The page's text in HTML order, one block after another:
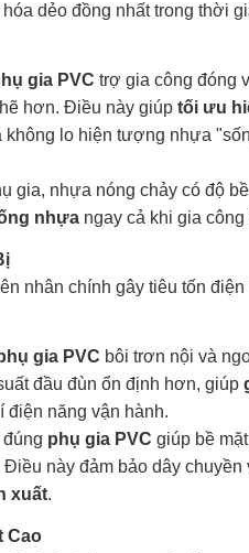
dẻo đồng nhất trong thời
gia PVC trợ gia công đóng
hơn. Điều này giúp tối ưu
không lo hiện tượng nhựa
gia, nhựa nóng chảy có độ
nhựangay cả khi gia
nhân chính gây tiêu tốn
gia PVC bôi trơn nội và
đầu đùn ổn định hơn, giúp
điện năng vận hành.
phụ gia PVC giúp bề
này đảm bảo dây chuyền
xuất.
Cao